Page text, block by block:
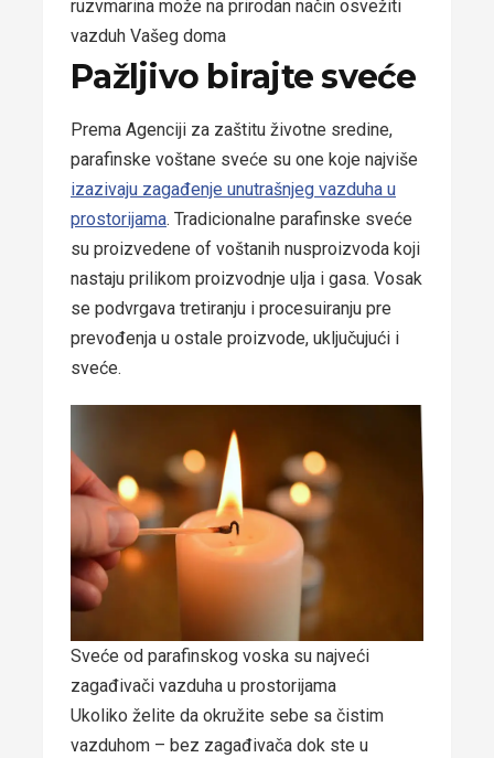
ruzvmarina može na prirodan način osvežiti
vazduh Vašeg doma
Pažljivo birajte sveće
Prema Agenciji za zaštitu životne sredine,
parafinske voštane sveće su one koje najviše
izazivaju zagađenje unutrašnjeg vazduha u
prostorijama. Tradicionalne parafinske sveće
su proizvedene of voštanih nusproizvoda koji
nastaju prilikom proizvodnje ulja i gasa. Vosak
se podvrgava tretiranju i procesuiranju pre
prevođenja u ostale proizvode, uključujući i
sveće.
Sveće od parafinskog voska su najveći
zagađivači vazduha u prostorijama
Ukoliko želite da okružite sebe sa čistim
vazduhom – bez zagađivača dok ste u